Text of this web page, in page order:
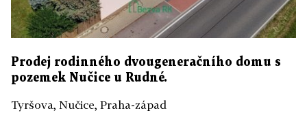
Prodej rodinného dvougeneračního domu s
pozemek Nučice u Rudné.
Tyršova, Nučice, Praha-západ